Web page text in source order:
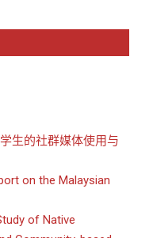
生的社群媒体使用与
on the Malaysian
of Native